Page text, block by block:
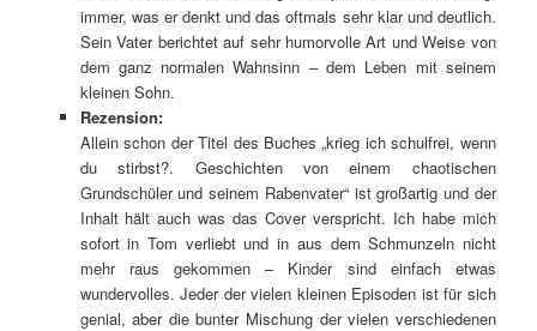
immer, was er denkt und das oftmals sehr klar und deutlich.
Sein Vater berichtet auf sehr humorvolle Art und Weise von
dem ganz normalen Wahnsinn – dem Leben mit seinem
kleinen Sohn.
Rezension:
Allein schon der Titel des Buches „krieg ich schulfrei, wenn
du stirbst?. Geschichten von einem chaotischen
Grundschüler und seinem Rabenvater“ ist großartig und der
Inhalt hält auch was das Cover verspricht. Ich habe mich
sofort in Tom verliebt und in aus dem Schmunzeln nicht
mehr raus gekommen – Kinder sind einfach etwas
wundervolles. Jeder der vielen kleinen Episoden ist für sich
genial, aber die bunter Mischung der vielen verschiedenen